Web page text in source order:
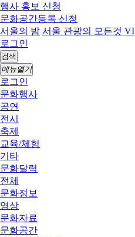
행사 홍보 신청
문화공간등록 신청
서울의 밤 서울 관광의 모든것
로그인
검색
메뉴열기
로그인
문화행사
공연
전시
축제
교육/체험
기타
문화달력
전체
문화정보
영상
문화자료
문화공간